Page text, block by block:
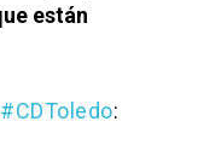
están
#CDToledo: